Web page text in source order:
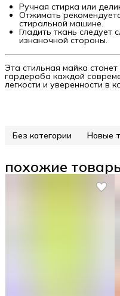
Ручная стирка или
Отжимать
стиральной машине.
Гладить ткань следует
изнаночной стороны.
Эта стильная майка
гардероба каждой
легкости и уверенности в
Без категории Новые
похожие